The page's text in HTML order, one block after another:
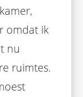
omdat ik
nu
ruimtes.